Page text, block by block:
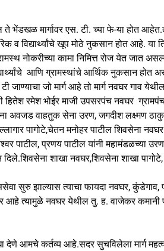
भेंडखळ मार्गावर एस. टी. च्या फे-या होत
व विद्यार्थ्यांचे खूप मोठे नुकसान होत आहे. या
नोकरीच्या कामा निमित्त रोज येत जात
आणि ग्रामस्थांचे आर्थिक नुकसान होत
जो मार्ग आहे तो मार्ग नवघर गाव
हितेश रमेश भोईर माजी उपसरपंच नवघर
अवजड वाहतुक सेना उरण, जगदीश लक्ष्मण
पागोटे,चेतन मनोहर पाटील शिवसेना नवघर
पाटील, प्रणय पाटील यांनी महामंडळच्या
शाखा नवघर,शिवसेना शाखा
सुरु झाल्यास त्याचा फायदा नवघर, कुंडेगाव,
आहे त्यामुळे नवघर येथील तु. ह. वाजेकर कमानी
देणे आमचे कर्तव्य आहे.सदर सुचविलेला मार्ग